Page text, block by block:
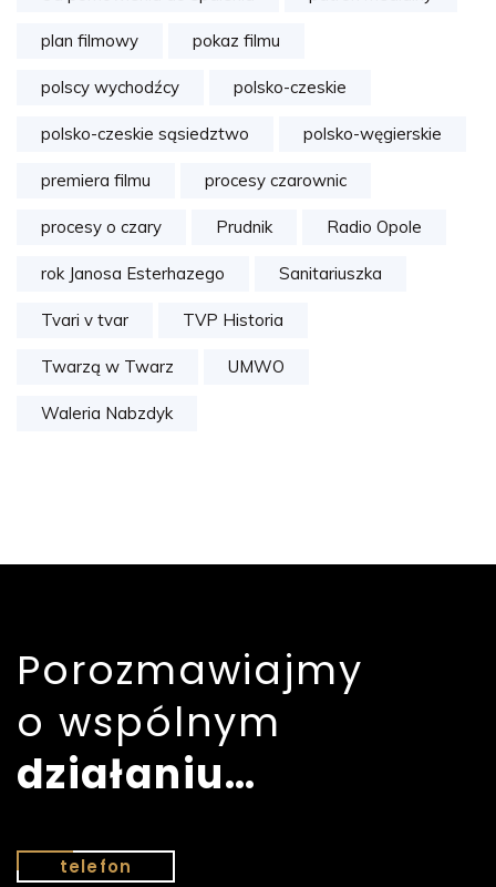
plan filmowy pokaz filmu
polscy wychodźcy polsko-czeskie
polsko-czeskie sąsiedztwo polsko-węgierskie
premiera filmu procesy czarownic
procesy o czary Prudnik Radio Opole
rok Janosa Esterhazego Sanitariuszka
Tvari v tvar TVP Historia
Twarzą w Twarz UMWO
Waleria Nabzdyk
Porozmawiajmy
o wspólnym
działaniu…
telefon